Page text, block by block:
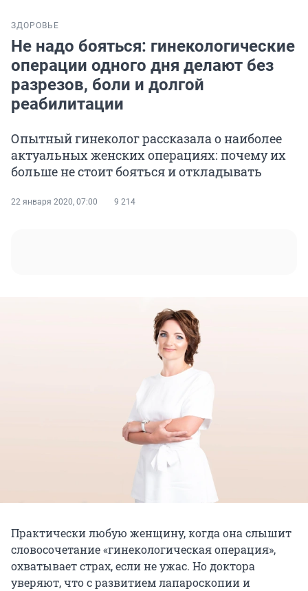
ЗДОРОВЬЕ
Не надо бояться: гинекологические
операции одного дня делают без
разрезов, боли и долгой
реабилитации
Опытный гинеколог рассказала о наиболее
актуальных женских операциях: почему их
больше не стоит бояться и откладывать
22 января 2020, 07:00 9 214
Практически любую женщину, когда она слышит
словосочетание «гинекологическая операция»,
охватывает страх, если не ужас. Но доктора
уверяют, что с развитием лапароскопии и